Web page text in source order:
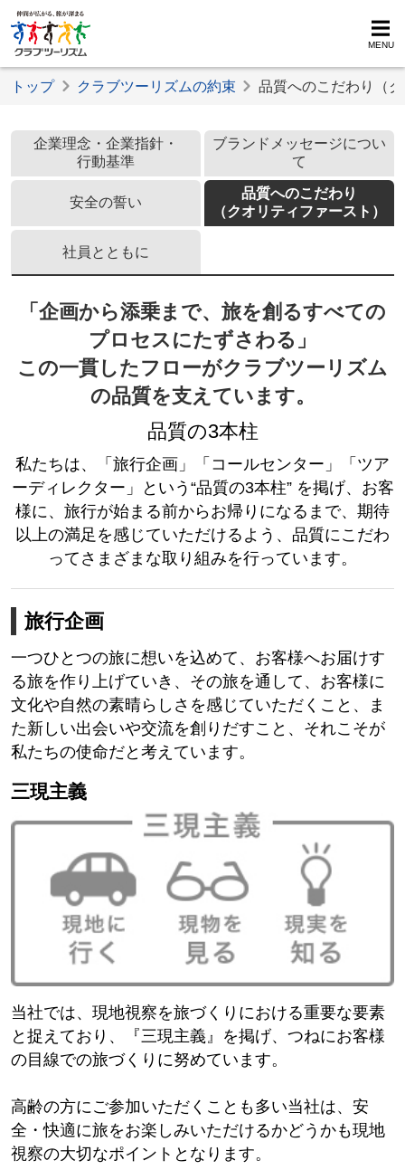
MENU
トップ クラブツーリズムの約束 品質へのこだわり（
クラブツーリズ
企業理念・企業指針・
行動基準
ブランドメッセージについ
て
安全の誓い
品質へのこだわり
（クオリティファースト）
社員とともに
「企画から添乗まで、旅を創るすべての
プロセスにたずさわる」
この一貫したフローがクラブツーリズム
の品質を支えています。
品質の3本柱
私たちは、「旅行企画」「コールセンター」「ツア
ーディレクター」という“品質の3本柱” を掲げ、お客
様に、旅行が始まる前からお帰りになるまで、期待
以上の満足を感じていただけるよう、品質にこだわ
ってさまざまな取り組みを行っています。
旅行企画
一つひとつの旅に想いを込めて、お客様へお届けす
る旅を作り上げていき、その旅を通して、お客様に
文化や自然の素晴らしさを感じていただくこと、ま
た新しい出会いや交流を創りだすこと、それこそが
私たちの使命だと考えています。
三現主義
当社では、現地視察を旅づくりにおける重要な要素
と捉えており、『三現主義』を掲げ、つねにお客様
の目線での旅づくりに努めています。
高齢の方にご参加いただくことも多い当社は、安
全・快適に旅をお楽しみいただけるかどうかも現地
視察の大切なポイントとなります。